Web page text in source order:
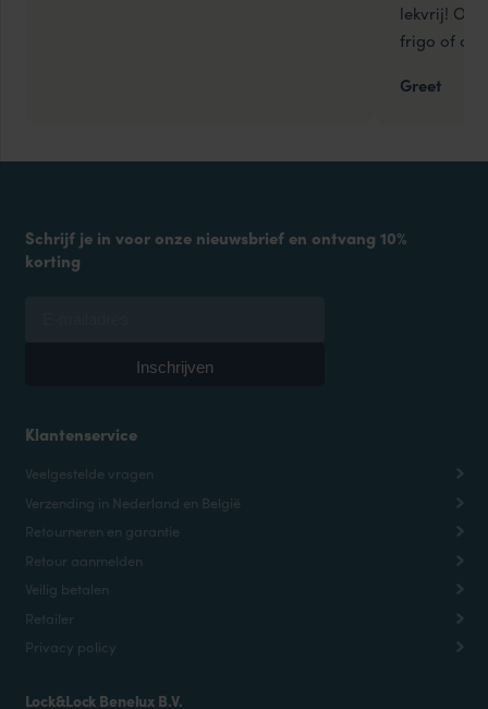
lekvrij!
frigo of
Greet
Klantenservice
Veelgestelde vragen
Verzending in Nederland en België
Retourneren en garantie
Retour aanmelden
Veilig betalen
Retailer
Privacy policy
Lock&Lock Benelux B.V.
Schrijf je in voor onze nieuwsbrief en ontvang 10%
korting